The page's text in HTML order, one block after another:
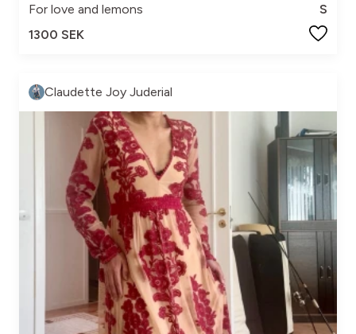
For love and lemons
S
1300 SEK
Claudette Joy Juderial